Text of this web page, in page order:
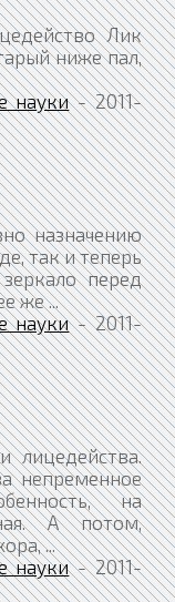
Лик
ниже пал,
науки- 2011-
назначению
так и теперь
перед
же ...
науки- 2011-
лицедейства.
непременное
на
А потом,
...
науки- 2011-